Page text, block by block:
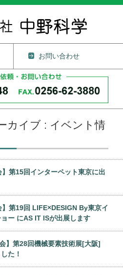
お問い合わせ
カイブ : イベント情
】第15回インターペット東京に出
】第19回 LIFE×DESIGN By東京イ
ー にAS IT ISが出展します
会】第28回機械要素技術展[大阪]
た！